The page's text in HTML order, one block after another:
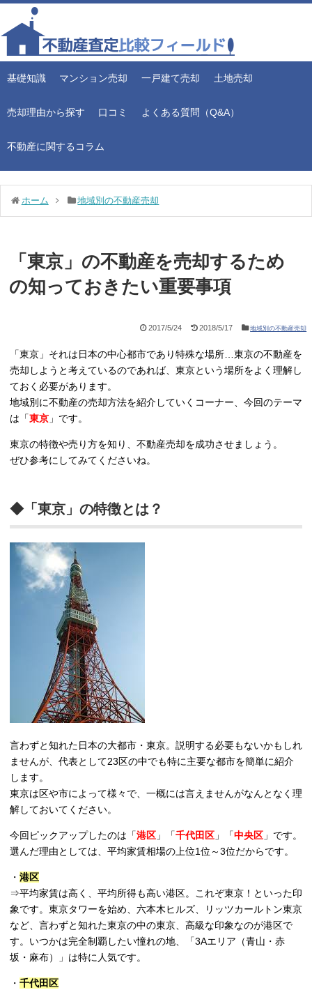
基礎知識 マンション売却 一戸建て売却 土地売却
売却理由から探す 口コミ よくある質問（Q&A）
不動産に関するコラム
ホーム 地域別の不動産売却
「東京」の不動産を売却するため
の知っておきたい重要事項
2017/5/24 2018/5/17 地域別の不動産売却
「東京」それは日本の中心都市であり特殊な場所…東京の不動産を
売却しようと考えているのであれば、東京という場所をよく理解し
ておく必要があります。
地域別に不動産の売却方法を紹介していくコーナー、今回のテーマ
は「東京 」です。
東京の特徴や売り方を知り、不動産売却を成功させましょう。
ぜひ参考にしてみてくださいね。
◆「東京」の特徴とは？
言わずと知れた日本の大都市・東京。説明する必要もないかもしれ
ませんが、代表として23区の中でも特に主要な都市を簡単に紹介
します。
東京は区や市によって様々で、一概には言えませんがなんとなく理
解しておいてください。
今回ピックアップしたのは「港区 」「千代田区 」「中央区 」です。
選んだ理由としては、平均家賃相場の上位1位～3位だからです。
・ 港区
⇒平均家賃は高く、平均所得も高い港区。これぞ東京！といった印
象です。東京タワーを始め、六本木ヒルズ、リッツカールトン東京
など、言わずと知れた東京の中の東京、高級な印象なのが港区で
す。いつかは完全制覇したい憧れの地、「3Aエリア（青山・赤
坂・麻布）」は特に人気です。
・ 千代田区